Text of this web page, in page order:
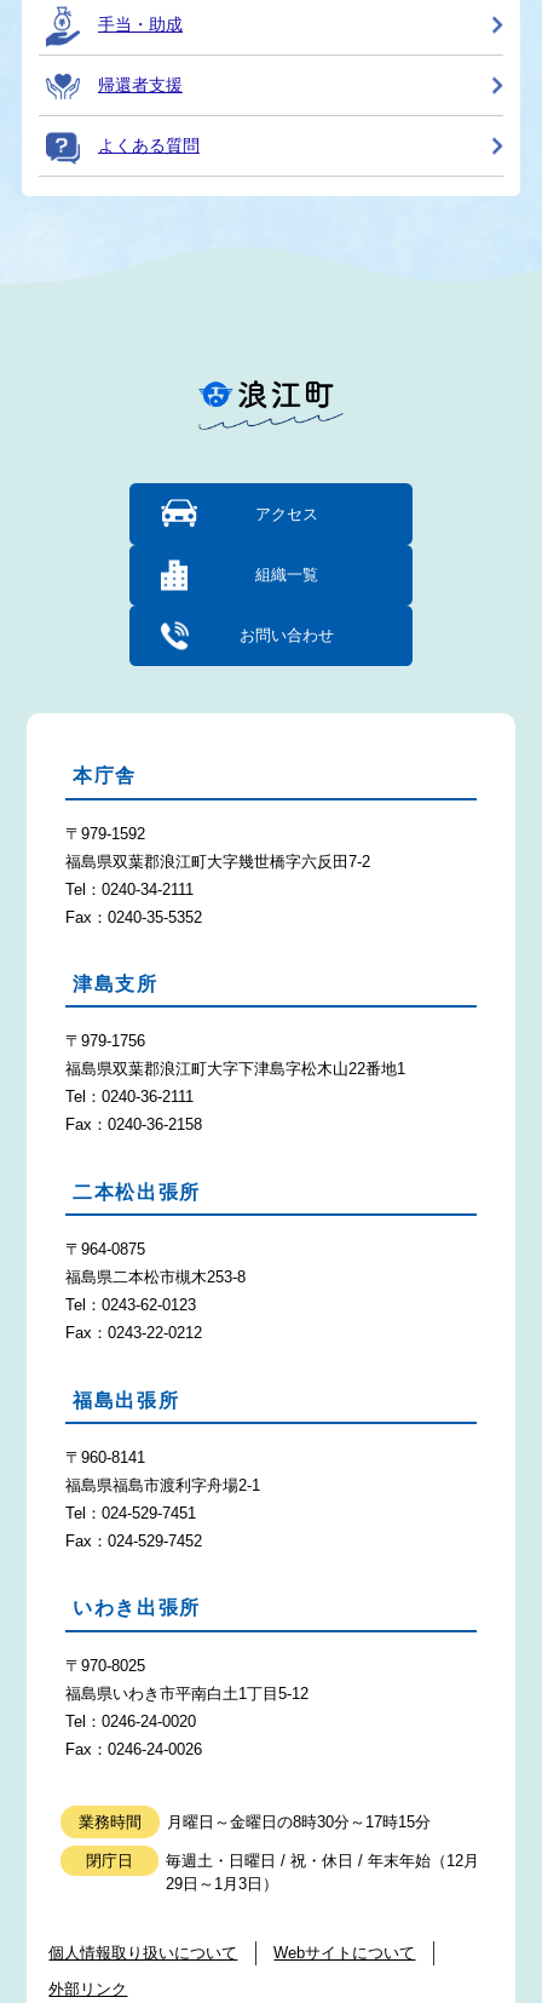
手当・助成
帰還者支援
よくある質問
アクセス
組織一覧
お問い合わせ
本庁舎
〒979-1592
福島県双葉郡浪江町大字幾世橋字六反田7-2
Tel：0240-34-2111
Fax：0240-35-5352
津島支所
〒979-1756
福島県双葉郡浪江町大字下津島字松木山22番地1
Tel：0240-36-2111
Fax：0240-36-2158
二本松出張所
〒964-0875
福島県二本松市槻木253-8
Tel：0243-62-0123
Fax：0243-22-0212
福島出張所
〒960-8141
福島県福島市渡利字舟場2-1
Tel：024-529-7451
Fax：024-529-7452
いわき出張所
〒970-8025
福島県いわき市平南白土1丁目5-12
Tel：0246-24-0020
Fax：0246-24-0026
業務時間 月曜日～金曜日の8時30分～17時15分
閉庁日
毎週土・日曜日 / 祝・休日 / 年末年始（12月
29日～1月3日）
個人情報取り扱いについて
Webサイトについて
外部リンク